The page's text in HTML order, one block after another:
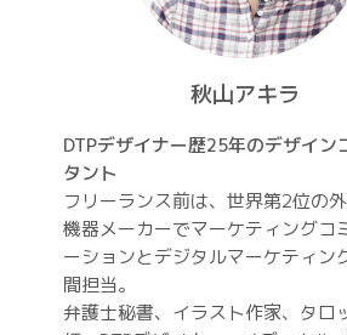
秋山アキラ
DTPデザイナー歴25年のデザイン
タント
フリーランス前は、世界第2位の
機器メーカーでマーケティングコ
ーションとデジタルマーケティン
間担当。
弁護士秘書、イラスト作家、タロ